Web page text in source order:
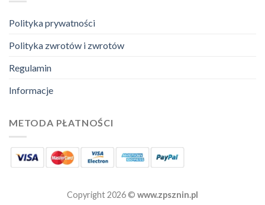
Polityka prywatności
Polityka zwrotów i zwrotów
Regulamin
Informacje
METODA PŁATNOŚCI
Copyright 2026 © www.zpsznin.pl